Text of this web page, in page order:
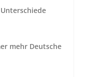
mehr Deutsche